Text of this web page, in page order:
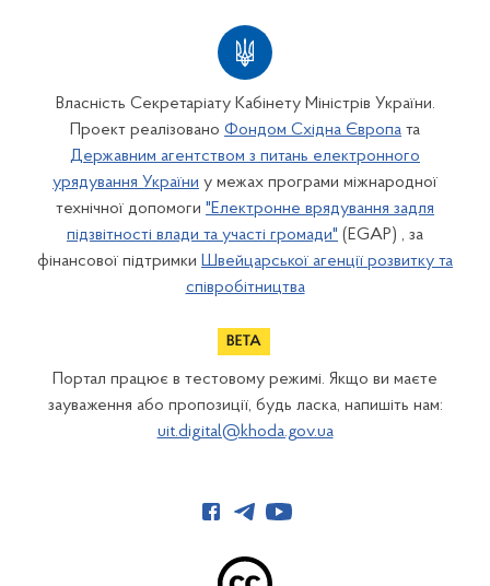
Власність Секретаріату Кабінету Міністрів України.
Проект реалізовано Фондом Східна Європа та
Державним агентством з питань електронного
урядування України у межах програми міжнародної
технічної допомоги "Електронне врядування задля
підзвітності влади та участі громади" (EGAP) , за
фінансової підтримки Швейцарської агенції розвитку та
співробітництва
Портал працює в тестовому режимі. Якщо ви маєте
зауваження або пропозиції, будь ласка, напишіть нам:
uit.digital@khoda.gov.ua